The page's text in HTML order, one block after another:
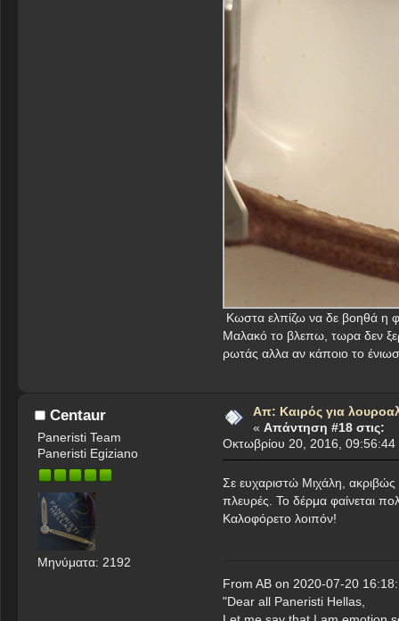
Κωστα ελπίζω να δε βοηθά η
Μαλακό το βλεπω, τωρα δεν
ρωτάς αλλα αν κάποιο το
Centaur
Paneristi Team
Paneristi Egiziano
Μηνύματα: 2192
Απ: Καιρός για
« Απάντηση #18 στις:
Οκτωβρίου 20, 2016, 09:56:44
Σε ευχαριστώ Μιχάλη,
πλευρές. Το δέρμα φαίνεται
Καλοφόρετο λοιπόν!
From AB on 2020-07-20 16:18:
"Dear all Paneristi Hellas,